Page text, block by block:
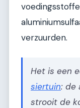
verzuurden.
Het is een
siertuin: de
strooit de